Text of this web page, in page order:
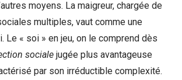
moyens. La maigreur, chargée de
multiples, vaut comme une
Le « soi » en jeu, on le comprend dès
sociale jugée plus avantageuse
par son irréductible complexité.